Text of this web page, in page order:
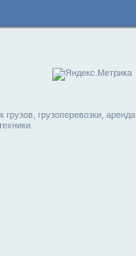
грузов, грузоперевозки, аренда